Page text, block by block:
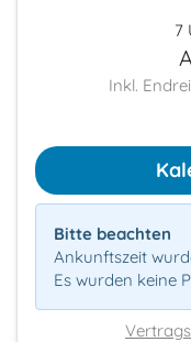
7
Inkl.
Bitte beachten
Ankunftszeit
Es wurden keine